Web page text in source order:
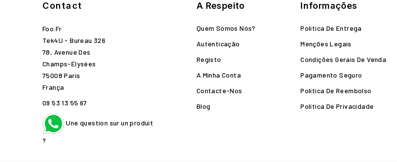
Contact
Foo.fr
Tek4U - Bureau 326
78, Avenue Des
Champs-Élysées
75008 Paris
França
09 53 13 55 67
Une question sur un produit
?
A Respeito
Quem Somos Nós?
Autenticação
Registo
A Minha Conta
Contacte-Nos
Blog
Informações
Política De Entrega
Menções Legais
Condições Gerais De Venda
Pagamento Seguro
Política De Reembolso
Política De Privacidade